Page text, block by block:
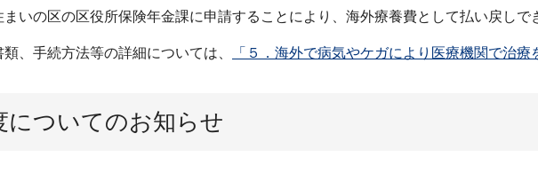
いの区の区役所保険年金課に申請することにより、海外療養費として払い戻しで
、手続方法等の詳細については、 「５．海外で病気やケガにより医療機関で治療
についてのお知らせ